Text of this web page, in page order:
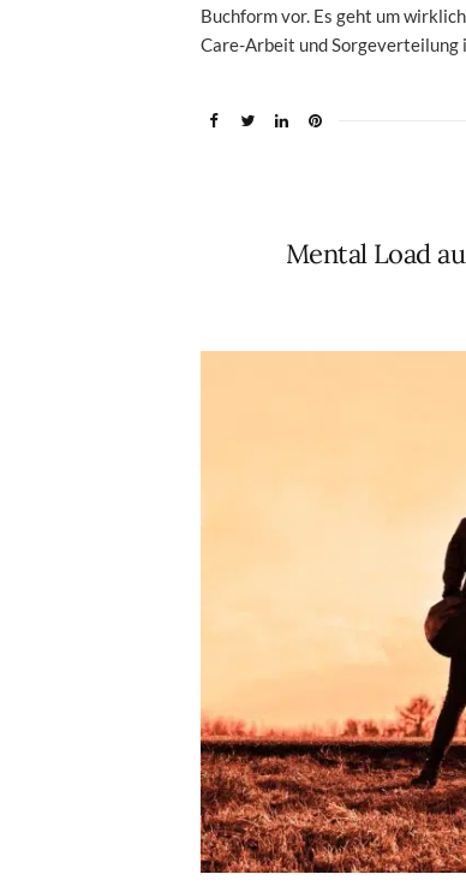
Buchform vor. Es geht um
Care-Arbeit und Sorgeverteilung
Mental Load